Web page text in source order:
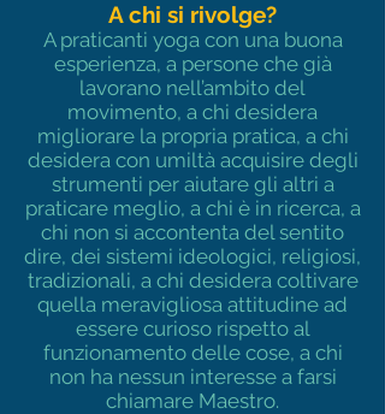
A chi si rivolge?
A praticanti yoga con una buona
esperienza, a persone che già
lavorano nell’ambito del
movimento, a chi desidera
migliorare la propria pratica, a chi
desidera con umiltà acquisire degli
strumenti per aiutare gli altri a
praticare meglio, a chi è in ricerca, a
chi non si accontenta del sentito
dire, dei sistemi ideologici, religiosi,
tradizionali, a chi desidera coltivare
quella meravigliosa attitudine ad
essere curioso rispetto al
funzionamento delle cose, a chi
non ha nessun interesse a farsi
chiamare Maestro.